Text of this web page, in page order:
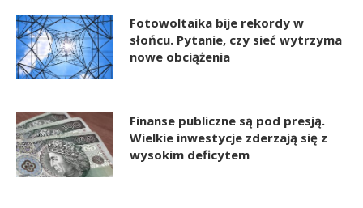
Fotowoltaika bije rekordy w
słońcu. Pytanie, czy sieć wytrzyma
nowe obciążenia
Finanse publiczne są pod presją.
Wielkie inwestycje zderzają się z
wysokim deficytem